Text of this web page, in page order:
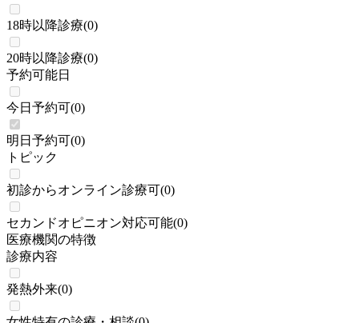
18時以降診療(0)
20時以降診療(0)
予約可能日
今日予約可(0)
明日予約可(0)
トピック
初診からオンライン診療可(0)
セカンドオピニオン対応可能(0)
医療機関の特徴
診療内容
発熱外来(0)